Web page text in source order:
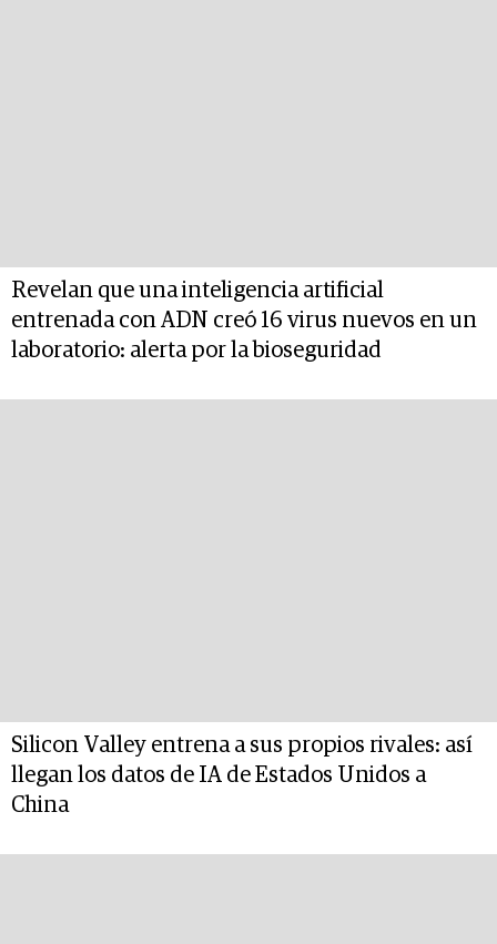
Revelan que una inteligencia artificial
entrenada con ADN creó 16 virus nuevos en un
laboratorio: alerta por la bioseguridad
Silicon Valley entrena a sus propios rivales: así
llegan los datos de IA de Estados Unidos a
China